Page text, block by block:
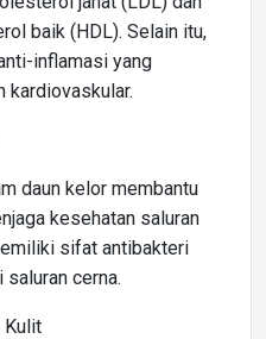
baik (HDL). Selain itu,
inflamasi yang
kardiovaskular.
daun kelor membantu
kesehatan saluran
sifat antibakteri
cerna.
Kulit